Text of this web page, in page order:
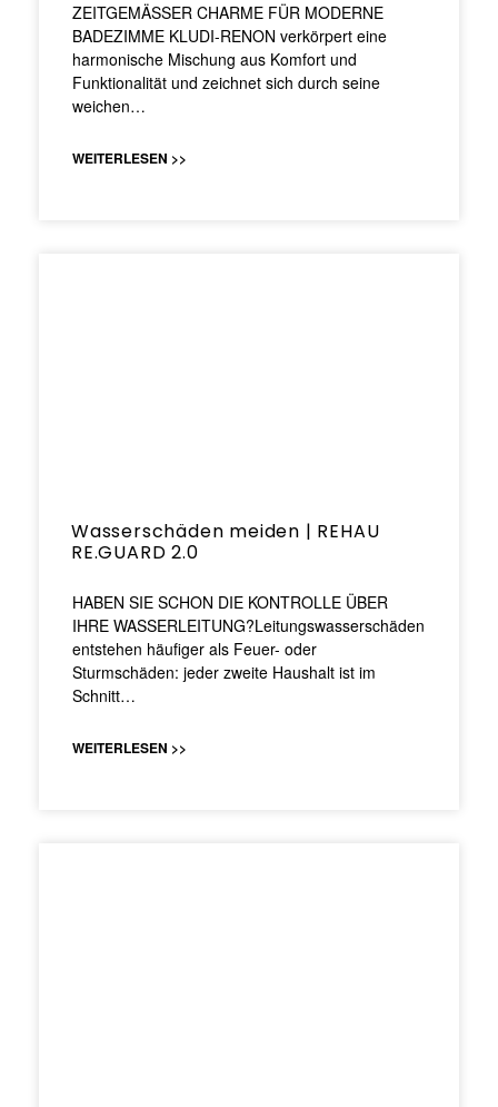
ZEITGEMÄSSER CHARME FÜR MODERNE
BADEZIMME KLUDI-RENON verkörpert eine
harmonische Mischung aus Komfort und
Funktionalität und zeichnet sich durch seine
weichen…
WEITERLESEN >>
Wasserschäden meiden | REHAU
RE.GUARD 2.0
HABEN SIE SCHON DIE KONTROLLE ÜBER
IHRE WASSERLEITUNG?Leitungswasserschäden
entstehen häufiger als Feuer- oder
Sturmschäden: jeder zweite Haushalt ist im
Schnitt…
WEITERLESEN >>